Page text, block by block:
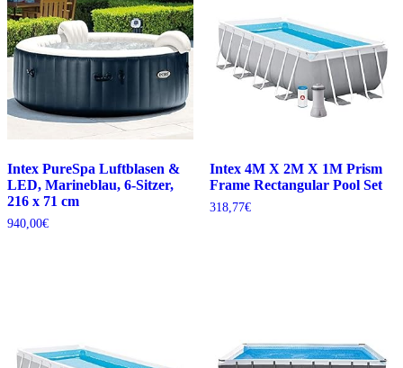
Intex PureSpa Luftblasen &
LED, Marineblau, 6-Sitzer,
216 x 71 cm
940,00€
Intex 4M X 2M X 1M Prism
Frame Rectangular Pool Set
318,77€